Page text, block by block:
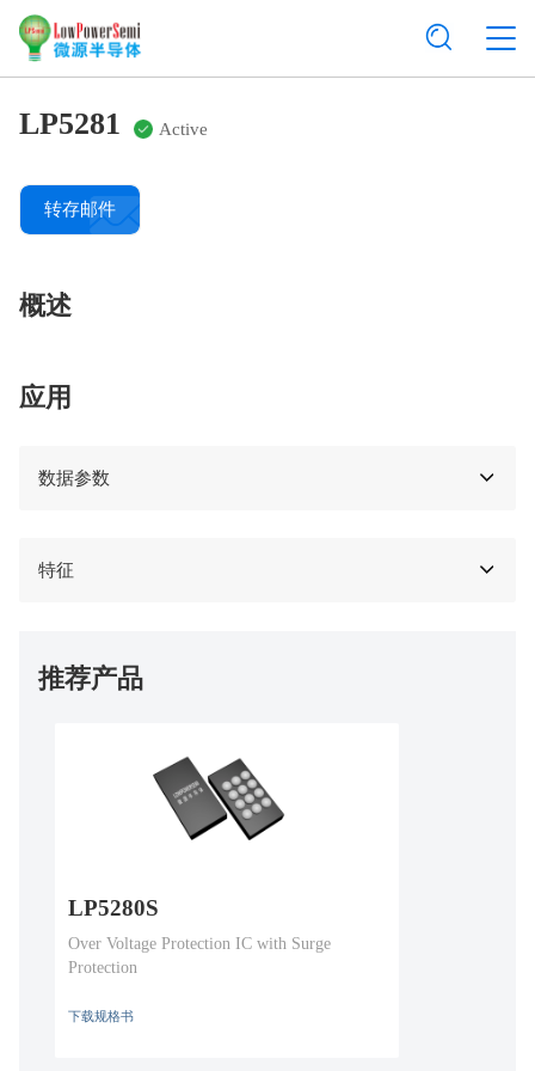
LP5281 Active
转存邮件
概述
应用
数据参数
特征
推荐产品
LP5280S
Over Voltage Protection IC with Surge
Protection
下载规格书